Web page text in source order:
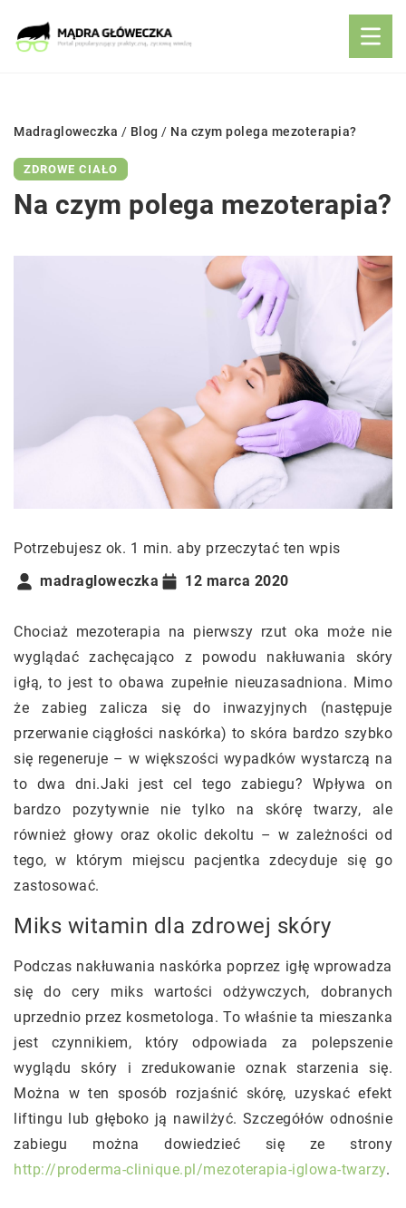
Madragloweczka / Blog / Na czym polega mezoterapia?
ZDROWE CIAŁO
Na czym polega mezoterapia?
Potrzebujesz ok. 1 min. aby przeczytać ten wpis
madragloweczka
12 marca 2020
Chociaż mezoterapia na pierwszy rzut oka może nie
wyglądać zachęcająco z powodu nakłuwania skóry
igłą, to jest to obawa zupełnie nieuzasadniona. Mimo
że zabieg zalicza się do inwazyjnych (następuje
przerwanie ciągłości naskórka) to skóra bardzo szybko
się regeneruje – w większości wypadków wystarczą na
to dwa dni.Jaki jest cel tego zabiegu? Wpływa on
bardzo pozytywnie nie tylko na skórę twarzy, ale
również głowy oraz okolic dekoltu – w zależności od
tego, w którym miejscu pacjentka zdecyduje się go
zastosować.
Miks witamin dla zdrowej skóry
Podczas nakłuwania naskórka poprzez igłę wprowadza
się do cery miks wartości odżywczych, dobranych
uprzednio przez kosmetologa. To właśnie ta mieszanka
jest czynnikiem, który odpowiada za polepszenie
wyglądu skóry i zredukowanie oznak starzenia się.
Można w ten sposób rozjaśnić skórę, uzyskać efekt
liftingu lub głęboko ją nawilżyć. Szczegółów odnośnie
zabiegu można dowiedzieć się ze strony
http://proderma-clinique.pl/mezoterapia-iglowa-twarzy.